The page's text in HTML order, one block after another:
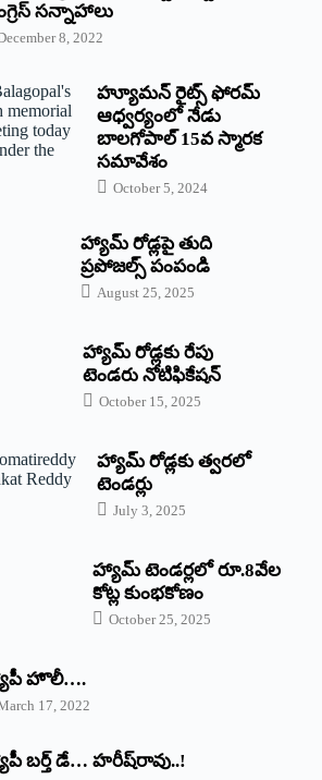
‌సన్నాహాలు
8, 2022
హ్యూమన్‌ రైట్స్‌ ఫోరమ్‌
ఆధ్వర్యంలో నేడు
బాలగోపాల్‌ 15వ స్మారక
సమావేశం
October 5, 2024
హ్యామ్‌ రోడ్లపై తుది
ప్రపోజల్స్‌ పంపండి
August 25, 2025
హ్యామ్‌ రోడ్లకు రేపు
టెండరు నోటిఫికేషన్‌
October 15, 2025
హ్యామ్‌ రోడ్లకు త్వరలో
టెండర్లు
July 3, 2025
హ్యామ్‌ ‌టెండర్లలో రూ.8వేల
కోట్ల కుంభకోణం
October 25, 2025
హొలీ….
17, 2022
బర్త్ ‌డే… హరీష్‌రావు..!